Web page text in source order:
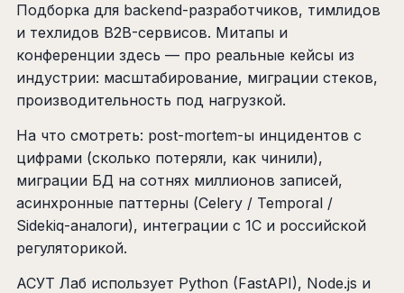
Подборка для backend-разработчиков, тимлидов
и техлидов B2B-сервисов. Митапы и
конференции здесь — про реальные кейсы из
индустрии: масштабирование, миграции стеков,
производительность под нагрузкой.
На что смотреть: post-mortem-ы инцидентов с
цифрами (сколько потеряли, как чинили),
миграции БД на сотнях миллионов записей,
асинхронные паттерны (Celery / Temporal /
Sidekiq-аналоги), интеграции с 1С и российской
регуляторикой.
АСУТ Лаб использует Python (FastAPI), Node.js и